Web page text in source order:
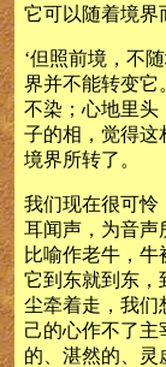
它可以随着境界
‘但照前境，不
界并不能转变它
不染；心地里头
子的相，觉得这
境界所转了。
我们现在很可怜
耳闻声，为音声
比喻作老牛，牛
它到东就到东，
尘牵着走，我们
己的心作不了主
的、湛然的、灵